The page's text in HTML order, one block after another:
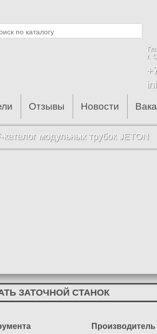
г.
Отзывы Новости
каталог модульных трубок JETON
ЗАТОЧНОЙ СТАНОК
Производитель